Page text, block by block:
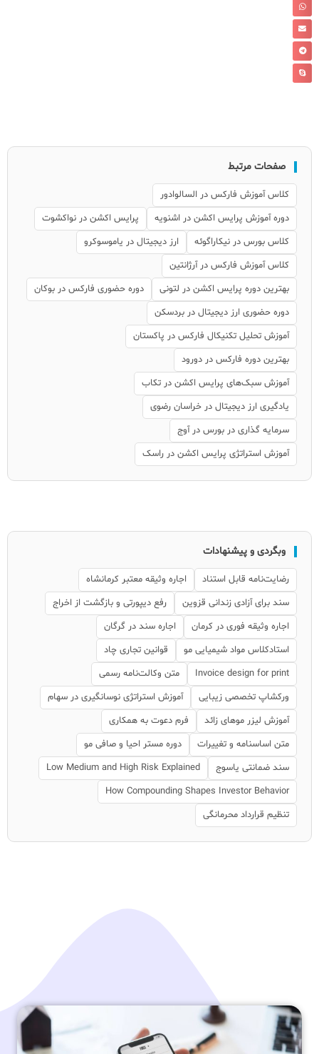
صفحات مرتبط
کلاس آموزش فارکس در السالوادور
دوره آموزش پرایس اکشن در اشنویه
پرایس اکشن در نواکشوت
کلاس بورس در نیکاراگوئه
ارز دیجیتال در یاموسوکرو
کلاس آموزش فارکس در آرژانتین
بهترین دوره پرایس اکشن در لتونی
دوره حضوری فارکس در بوکان
دوره حضوری ارز دیجیتال در بردسکن
آموزش تحلیل تکنیکال فارکس در پاکستان
بهترین دوره فارکس در دورود
آموزش سبک‌های پرایس اکشن در تکاب
یادگیری ارز دیجیتال در خراسان رضوی
سرمایه گذاری در بورس در آوج
آموزش استراتژی پرایس اکشن در راسک
وبگردی و پیشنهادات
رضایت‌نامه قابل استناد
اجاره وثیقه معتبر کرمانشاه
سند برای آزادی زندانی قزوین
رفع دیپورتی و بازگشت از اخراج
اجاره وثیقه فوری در کرمان
اجاره سند در گرگان
استادکلاس مواد شیمیایی مو
قوانین تجاری چاد
Invoice design for print
متن وکالت‌نامه رسمی
ورکشاپ تخصصی زیبایی
آموزش استراتژی نوسانگیری در سهام
آموزش لیزر موهای زائد
فرم دعوت به همکاری
متن اساسنامه و تغییرات
دوره مستر احیا و صافی مو
سند ضمانتی یاسوج
Low Medium and High Risk Explained
How Compounding Shapes Investor Behavior
تنظیم قرارداد محرمانگی